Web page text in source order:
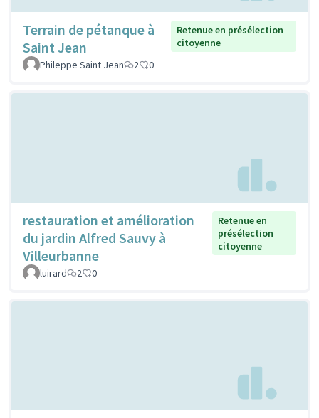
Terrain de pétanque à
Saint Jean
Retenue en présélection
citoyenne
Phileppe Saint Jean
2 0
restauration et amélioration
du jardin Alfred Sauvy à
Villeurbanne
Retenue en
présélection
citoyenne
luirard 2 0